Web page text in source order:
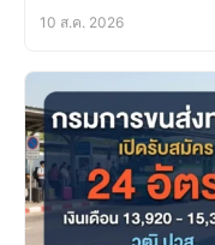
10 ส.ค. 2026